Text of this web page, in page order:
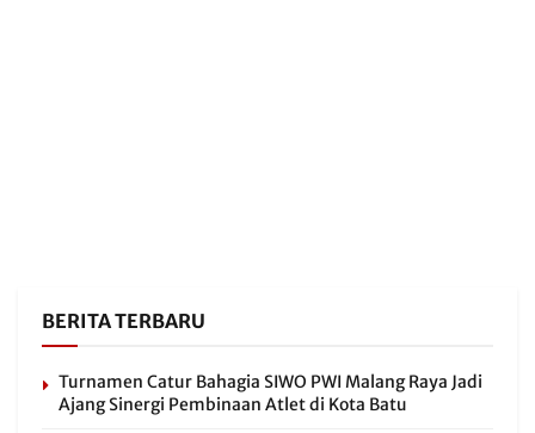
BERITA TERBARU
Turnamen Catur Bahagia SIWO PWI Malang Raya Jadi
Ajang Sinergi Pembinaan Atlet di Kota Batu